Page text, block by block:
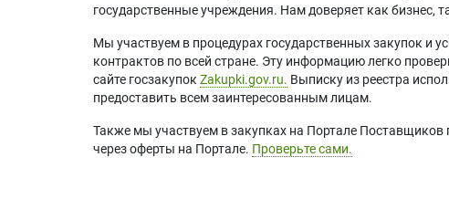
государственные учреждения. Нам доверяет как бизнес,
Мы участвуем в процедурах государственных закупок и
контрактов по всей стране. Эту информацию легко
сайте госзакупок Zakupki.gov.ru. Выписку из реестра
предоставить всем заинтересованным лицам.
Также мы участвуем в закупках на Портале
через оферты на Портале. Проверьте сами.